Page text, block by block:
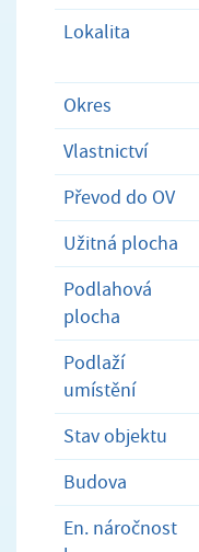
Lokalita
Okres
Vlastnictví
Převod do OV
Užitná plocha
Podlahová
plocha
Podlaží
umístění
Stav objektu
Budova
En. náročnost